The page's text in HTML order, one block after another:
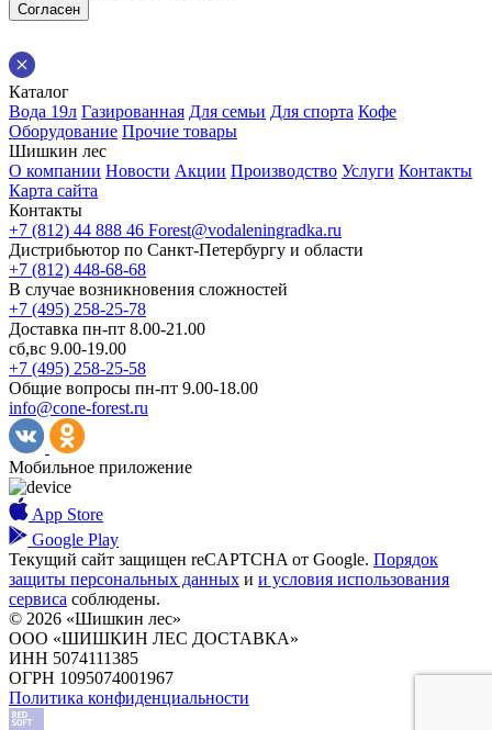
Согласен
Каталог
Вода 19л Газированная Для семьи Для спорта Кофе
Оборудование Прочие товары
Шишкин лес
О компании Новости Акции Производство Услуги Контакты
Карта сайта
Контакты
+7 (812) 44 888 46 Forest@vodaleningradka.ru
Дистрибьютор по Санкт-Петербургу и области
+7 (812) 448-68-68
В случае возникновения сложностей
+7 (495) 258-25-78
Доставка пн-пт 8.00-21.00
сб,вс 9.00-19.00
+7 (495) 258-25-58
Общие вопросы пн-пт 9.00-18.00
info@cone-forest.ru
Мобильное приложение
App Store
Google Play
Текущий сайт защищен reCAPTCHA от Google. Порядок
защиты персональных данных и и условия использования
сервиса соблюдены.
© 2026 «Шишкин лес»
ООО «ШИШКИН ЛЕС ДОСТАВКА»
ИНН 5074111385
ОГРН 1095074001967
Политика конфиденциальности